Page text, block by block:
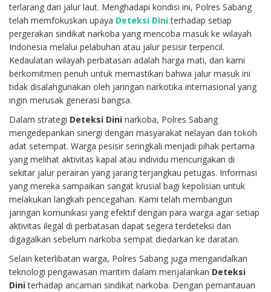
terlarang dari jalur laut. Menghadapi kondisi ini, Polres Sabang
telah memfokuskan upaya Deteksi Diniterhadap setiap
pergerakan sindikat narkoba yang mencoba masuk ke wilayah
Indonesia melalui pelabuhan atau jalur pesisir terpencil.
Kedaulatan wilayah perbatasan adalah harga mati, dan kami
berkomitmen penuh untuk memastikan bahwa jalur masuk ini
tidak disalahgunakan oleh jaringan narkotika internasional yang
ingin merusak generasi bangsa.
Dalam strategi Deteksi Dini narkoba, Polres Sabang
mengedepankan sinergi dengan masyarakat nelayan dan tokoh
adat setempat. Warga pesisir seringkali menjadi pihak pertama
yang melihat aktivitas kapal atau individu mencurigakan di
sekitar jalur perairan yang jarang terjangkau petugas. Informasi
yang mereka sampaikan sangat krusial bagi kepolisian untuk
melakukan langkah pencegahan. Kami telah membangun
jaringan komunikasi yang efektif dengan para warga agar setiap
aktivitas ilegal di perbatasan dapat segera terdeteksi dan
digagalkan sebelum narkoba sempat diedarkan ke daratan.
Selain keterlibatan warga, Polres Sabang juga mengandalkan
teknologi pengawasan maritim dalam menjalankan Deteksi
Diniterhadap ancaman sindikat narkoba. Dengan pemantauan